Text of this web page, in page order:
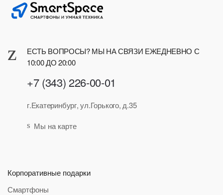
ЕСТЬ ВОПРОСЫ? МЫ НА СВЯЗИ ЕЖЕДНЕВНО С
10:00 ДО 20:00
+7 (343) 226-00-01
г.Екатеринбург, ул.Горького, д.35
Мы на карте
Корпоративные подарки
Смартфоны